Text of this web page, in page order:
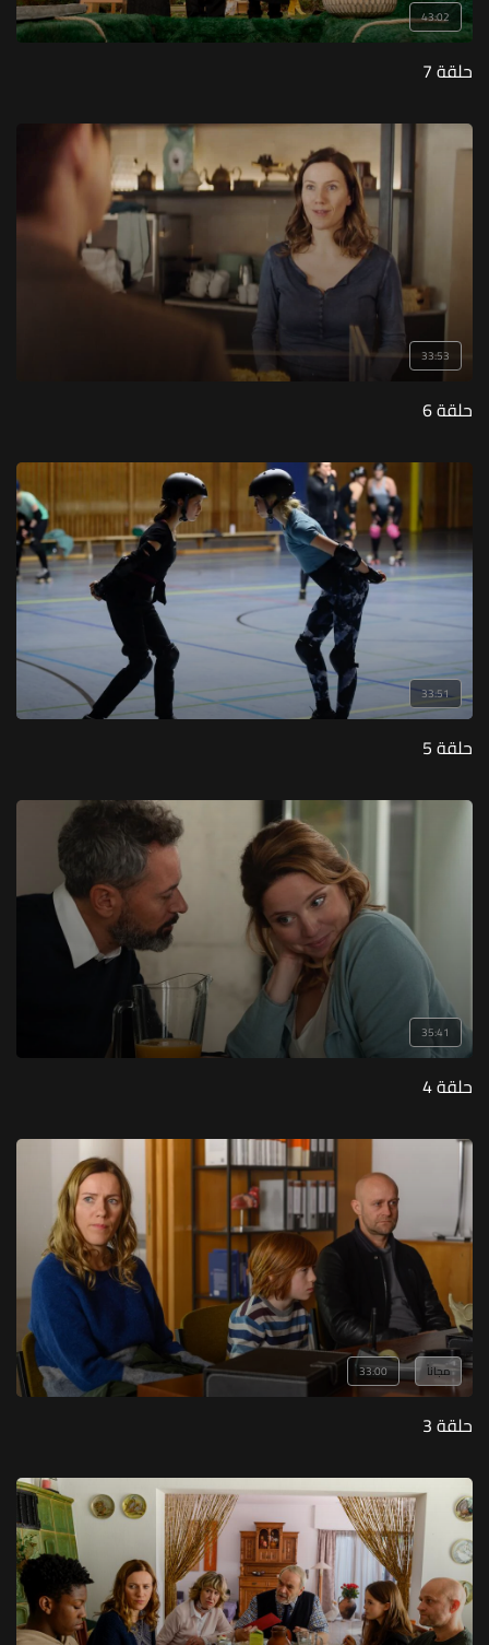
43:02
حلقة 7
33:53
حلقة 6
33:51
حلقة 5
35:41
حلقة 4
مجاناً 33:00
حلقة 3